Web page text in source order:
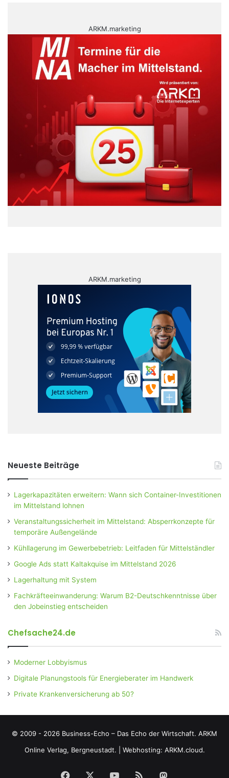
ARKM.marketing
ARKM.marketing
Neueste Beiträge
Lagerkapazitäten erweitern: Wann sich Container-Investitionen
im Mittelstand lohnen
Veranstaltungssicherheit im Mittelstand: Absperrkonzepte für
temporäre Außengelände
Kühllagerung im Gewerbebetrieb: Leitfaden für Mittelständler
Google Ads statt Kaltakquise im Mittelstand 2026
Lagerhaltung mit System
Fachkräfteeinwanderung: Warum B2-Deutschkenntnisse über
den Jobeinstieg entscheiden
Chefsache24.de
Moderner Lobbyismus
Digitale Planungstools für Energieberater im Handwerk
Private Krankenversicherung ab 50?
© 2009 - 2026 Business-Echo – Das Echo der Wirtschaft. ARKM
Online Verlag, Bergneustadt.
Webhosting: ARKM.cloud.
Facebook YouTubeRSS